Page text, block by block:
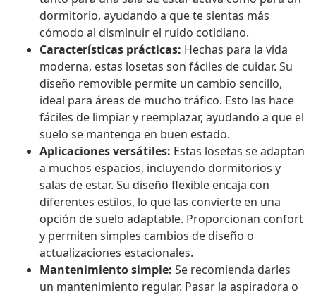
dormitorio, ayudando a que te sientas más
cómodo al disminuir el ruido cotidiano.
Características prácticas: Hechas para la vida
moderna, estas losetas son fáciles de cuidar. Su
diseño removible permite un cambio sencillo,
ideal para áreas de mucho tráfico. Esto las hace
fáciles de limpiar y reemplazar, ayudando a que el
suelo se mantenga en buen estado.
Aplicaciones versátiles: Estas losetas se adaptan
a muchos espacios, incluyendo dormitorios y
salas de estar. Su diseño flexible encaja con
diferentes estilos, lo que las convierte en una
opción de suelo adaptable. Proporcionan confort
y permiten simples cambios de diseño o
actualizaciones estacionales.
Mantenimiento simple: Se recomienda darles
un mantenimiento regular. Pasar la aspiradora o